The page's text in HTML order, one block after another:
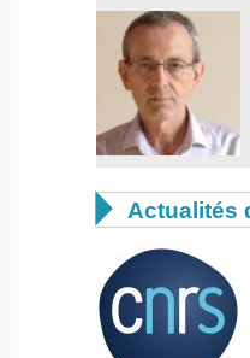
 Actualités